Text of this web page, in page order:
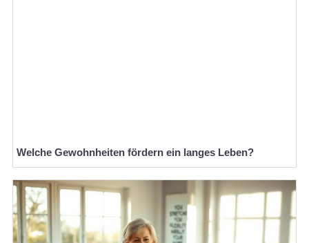
Welche Gewohnheiten fördern ein langes Leben?